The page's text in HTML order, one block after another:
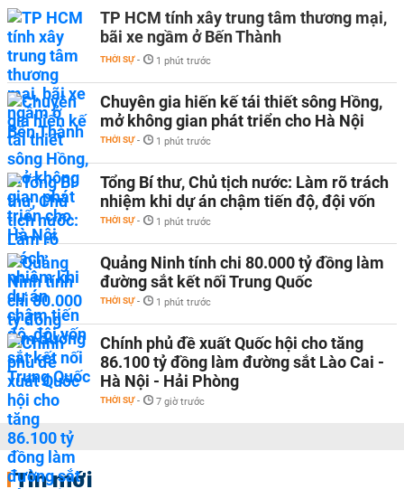
TP HCM tính xây trung tâm thương mại,
bãi xe ngầm ở Bến Thành
THỜI SỰ - 1 phút trước
Chuyên gia hiến kế tái thiết sông Hồng,
mở không gian phát triển cho Hà Nội
THỜI SỰ - 1 phút trước
Tổng Bí thư, Chủ tịch nước: Làm rõ trách
nhiệm khi dự án chậm tiến độ, đội vốn
THỜI SỰ - 1 phút trước
Quảng Ninh tính chi 80.000 tỷ đồng làm
đường sắt kết nối Trung Quốc
THỜI SỰ - 1 phút trước
Chính phủ đề xuất Quốc hội cho tăng
86.100 tỷ đồng làm đường sắt Lào Cai -
Hà Nội - Hải Phòng
THỜI SỰ - 7 giờ trước
Tin mới